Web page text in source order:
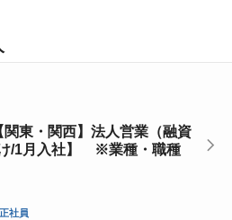
東・関西】法人営業（融資
/1月入社】 ※業種・職種
正社員